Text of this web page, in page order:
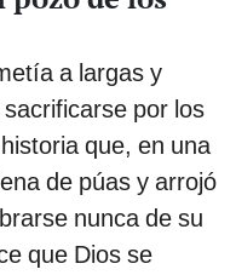
a largas y
por los
que, en una
de púas y arrojó
nunca de su
que Dios se